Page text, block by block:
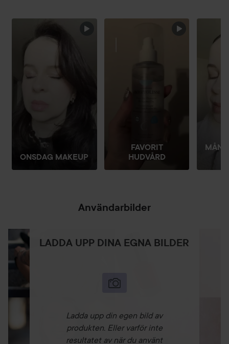
HOPPA ÖVER SEKTIONEN
ONSDAG MAKEUP
FAVORIT
HUDVÅRD
Användarbilder
LADDA UPP DINA EGNA BILDER
Ladda upp din egen bild av
produkten. Eller varför inte
resultatet av när du använt